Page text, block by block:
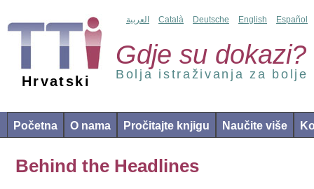
Hrvatski
Gdje su dokazi?
Bolja istraživanja za bolje
العربية Català Deutsche English Español
Početna O nama Pročitajte knjigu Naučite više
Behind the Headlines